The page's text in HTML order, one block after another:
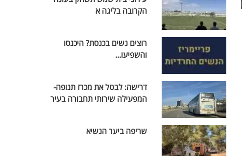
הקרובה בליגה א
רוצים נשים בכנסת? היכנסו
והשפיעו...
דרישה: לבטל את מכרז תנופה-
המפעילה שירותי תחבורה בעיר
שריפה ביער הנשיא